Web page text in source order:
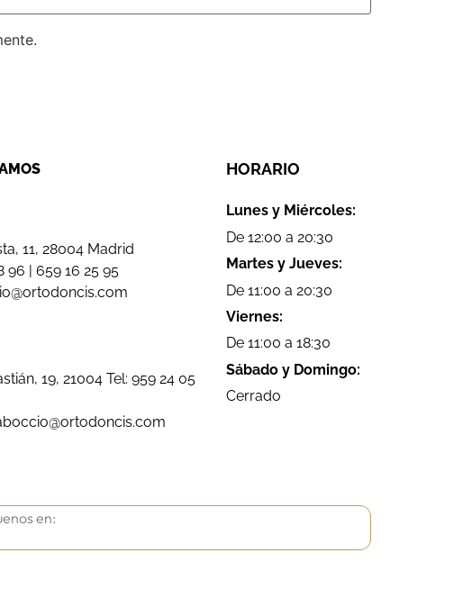
11, 28004 Madrid
96 | 659 16 25 95
19, 21004 Tel: 959 24 05
HORARIO
Lunes y Miércoles:
De 12:00 a 20:30
Martes y Jueves:
De 11:00 a 20:30
Viernes:
De 11:00 a 18:30
Sábado y Domingo:
Cerrado
en: